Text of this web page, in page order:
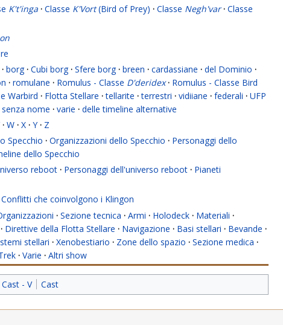
K't'inga · Classe K'Vort(Bird of Prey) · Classe Negh'var · Classe
· borg · Cubi borg · Sfere borg · breen · cardassiane · del Dominio ·
· romulane · Romulus - Classe D'deridex · Romulus - Classe Bird
Warbird · Flotta Stellare · tellarite · terrestri · vidiiane · federali · UFP
nome · varie · delle timeline alternative
· W · X · Y · Z
Specchio · Organizzazioni dello Specchio · Personaggi dello
dello Specchio
reboot · Personaggi dell'universo reboot · Pianeti
Conflitti che coinvolgono i Klingon
· Sezione tecnica · Armi · Holodeck · Materiali ·
· Direttive della Flotta Stellare · Navigazione · Basi stellari · Bevande ·
stellari · Xenobestiario · Zone dello spazio · Sezione medica ·
· Varie · Altri show
Cast - V Cast